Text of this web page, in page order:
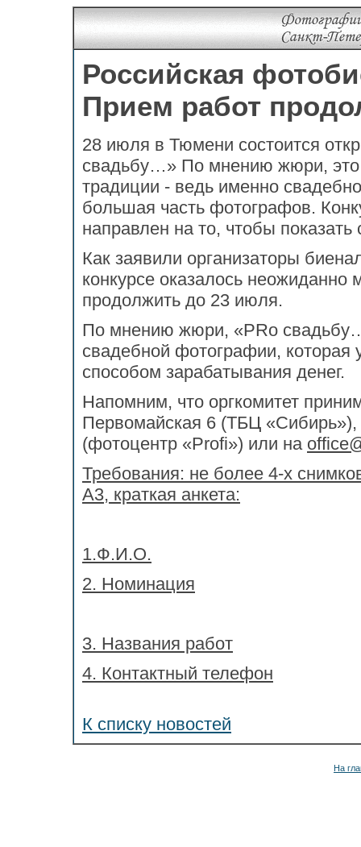
Российская
Прием работ
28 июля в Тюмени состоится
свадьбу…» По мнению жюри,
традиции - ведь именно
большая часть фотографов.
направлен на то, чтобы
Как заявили организаторы
конкурсе оказалось
продолжить до 23 июля.
По мнению жюри, «PRо
свадебной фотографии, которая
способом зарабатывания денег.
Напомним, что оргкомитет
Первомайская 6 (ТБЦ
(фотоцентр «Profi») или на
Требования: не более 4-х
А3, краткая анкета:
1.Ф.И.О.
2. Номинация
3. Названия работ
4. Контактный телефон
К списку новостей
На